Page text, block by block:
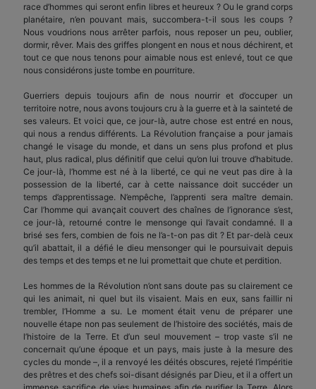
race d’hommes qui seront enfin libres et heureux ? Ou le grand corps
planétaire, n’en pouvant mais, succombera-t-il sous les coups ?
Nous voudrions nous arrêter parfois, nous reposer un peu, oublier,
dormir, rêver. Mais des griffes plongent en nous et nous déchirent, et
tout ce que nous tenons pour aimable nous est enlevé, tout ce que
nous considérons juste tombe en pourriture.
Guerriers depuis toujours afin de nous nourrir et d’occuper un
territoire notre, nous avons toujours cru à la guerre et à la sainteté de
ses valeurs. Et voici que, ce jour-là, autre chose est entré en nous,
qui nous a rendus différents. La Révolution française a pour jamais
changé le visage du monde, et dans un sens plus profond et plus
haut, plus radical, plus définitif que celui qu’on lui trouve d’habitude.
Ce jour-là, l’homme est né à la liberté, ce qui ne veut pas dire à la
possession de la liberté, car à cette naissance doit succéder un
temps d’ap­prentissage. N’empêche, l’apprenti sera maître demain.
Car l’homme qui avançait couvert des chaînes de l’ignorance s’est,
ce jour-là, retourné contre le mensonge qui l’avait condamné. Il a
brisé ses fers, combien de fois ne l’a-t-on pas dit ? Et par-delà ceux
qu’il abattait, il a défié le dieu mensonger qui le poursuivait depuis
des temps et des temps et ne lui promettait que chute et perdition.
Les hommes de la Révolution n’ont sans doute pas su clairement ce
qui les animait, ni quel but ils visaient. Mais en eux, sans faillir ni
trembler, l’Homme a su. Le moment était venu de préparer une
nouvelle étape non pas seulement de l’histoire des sociétés, mais de
l’histoire de la Terre. Et d’un seul mouvement – trop vaste s’il ne
concernait qu’une époque et un pays, mais juste à la mesure des
cycles du monde –, il a renvoyé les déités obscures, rejeté l’impéritie
des prêtres et des chefs soi-disant désignés par Dieu, et il a offert un